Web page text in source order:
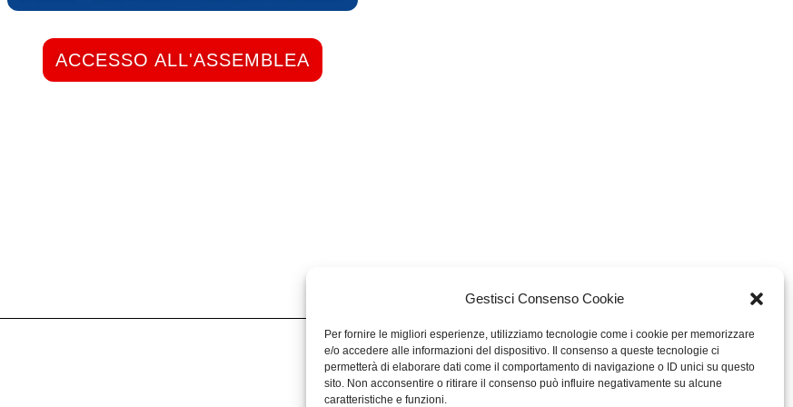
Gestisci Consenso Cookie
Per fornire le migliori esperienze, utilizziamo tecnologie come i cookie per memorizzare
e/o accedere alle informazioni del dispositivo. Il consenso a queste tecnologie ci
permetterà di elaborare dati come il comportamento di navigazione o ID unici su questo
sito. Non acconsentire o ritirare il consenso può influire negativamente su alcune
caratteristiche e funzioni.
ACCESSO ALL'ASSEMBLEA